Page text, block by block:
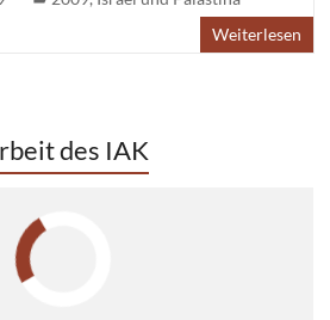
Weiterlesen
des IAK